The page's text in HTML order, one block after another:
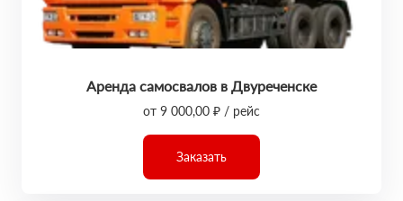
Аренда самосвалов в Двуреченске
от 9 000,00 ₽ / рейс
Заказать